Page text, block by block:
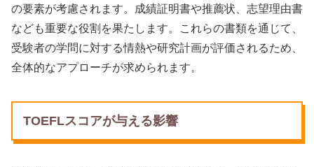
の要素が考慮されます。成績証明書や推薦状、志望理由書
なども重要な役割を果たします。これらの書類を通じて、
受験者の学問に対する情熱や研究計画が評価されるため、
全体的なアプローチが求められます。
TOEFLスコアが与える影響